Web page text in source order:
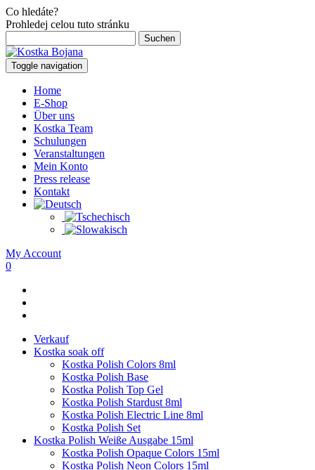
Co hledáte?
Prohledej celou tuto stránku
nach:
Toggle navigation
Home
E-Shop
Über uns
Kostka Team
Schulungen
Veranstaltungen
Mein Konto
Press release
Kontakt
My Account
0
Verkauf
Kostka soak off
Kostka Polish Colors 8ml
Kostka Polish Base
Kostka Polish Top Gel
Kostka Polish Stardust 8ml
Kostka Polish Electric Line 8ml
Kostka Polish Set
Kostka Polish Weiße Ausgabe 15ml
Kostka Polish Opaque Colors 15ml
Kostka Polish Neon Colors 15ml